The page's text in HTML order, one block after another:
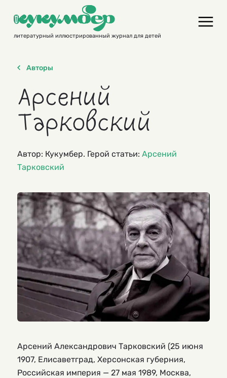
contentлитературный иллюстрированный журнал для детей
Авторы
Арсений
Тарковский
Автор: Кукумбер. Герой статьи: Арсений
Тарковский
Арсений Александрович Тарковский (25 июня
1907, Елисаветград, Херсонская губерния,
Российская империя — 27 мая 1989, Москва,